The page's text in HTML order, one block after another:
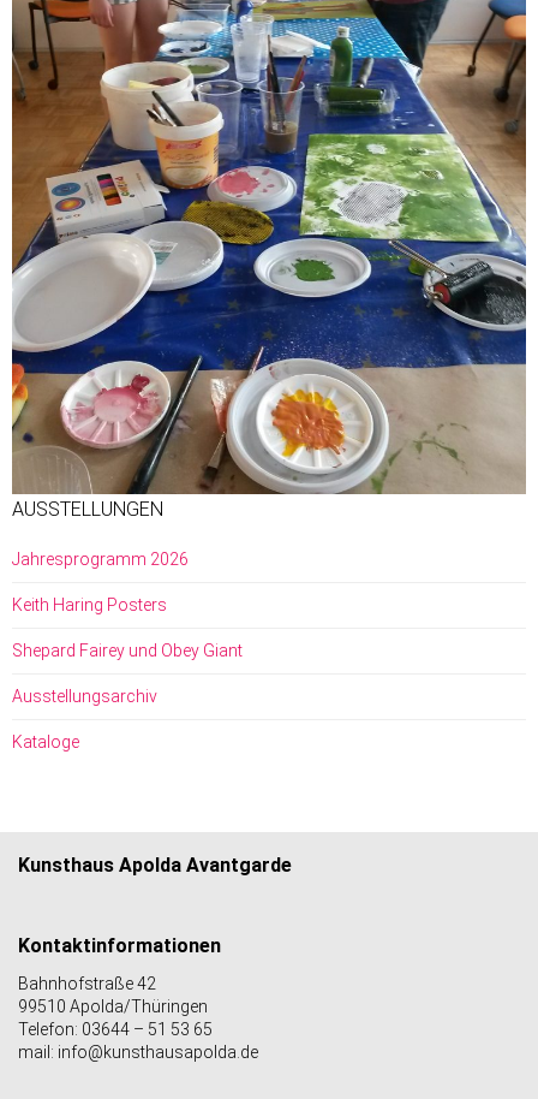
AUSSTELLUNGEN
Jahresprogramm 2026
Keith Haring Posters
Shepard Fairey und Obey Giant
Ausstellungsarchiv
Kataloge
Kunsthaus Apolda Avantgarde
Kontaktinformationen
Bahnhofstraße 42
99510 Apolda/Thüringen
Telefon: 03644 – 51 53 65
mail: info@kunsthausapolda.de